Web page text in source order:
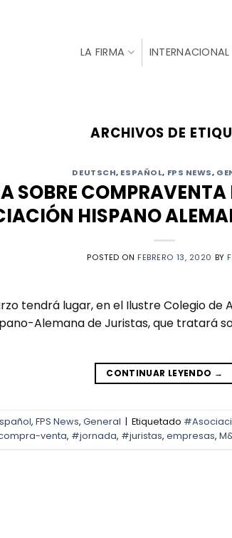
LA FIRMA INTERNACIONAL
ARCHIVOS DE
DEUTSCH, ESPAÑOL, FPS NEWS,
SOBRE COMPRAVENTA
HISPANO
POSTED ON FEBRERO 13, 2020 BY
tendrá lugar, en el Ilustre Colegio de
Alemana de Juristas, que tratará
CONTINUAR LEYENDO →
, FPS News, General | Etiquetado
venta, #jornada, #juristas, empresas,